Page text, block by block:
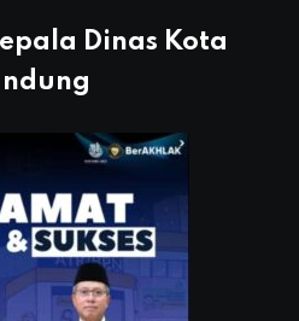
Dinas Kota